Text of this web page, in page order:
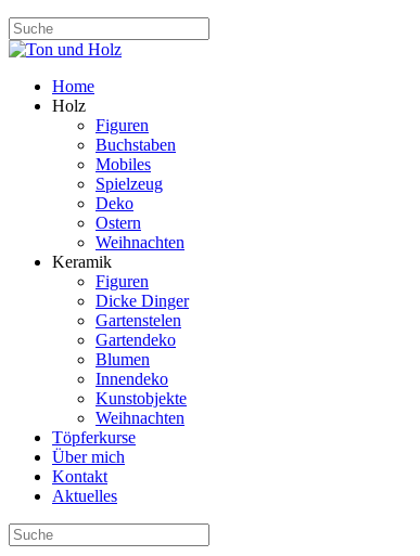
Home
Holz
Figuren
Buchstaben
Mobiles
Spielzeug
Deko
Ostern
Weihnachten
Keramik
Figuren
Dicke Dinger
Gartenstelen
Gartendeko
Blumen
Innendeko
Kunstobjekte
Weihnachten
Töpferkurse
Über mich
Kontakt
Aktuelles